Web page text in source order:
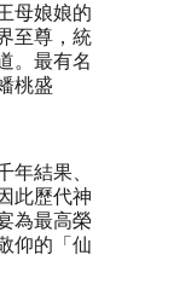
母娘娘的
至尊，統
。最有名
桃盛
年結果、
此歷代神
為最高榮
仰的「仙